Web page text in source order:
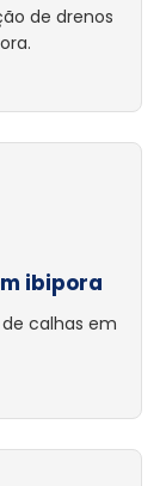
de drenos
ibipora
calhas em